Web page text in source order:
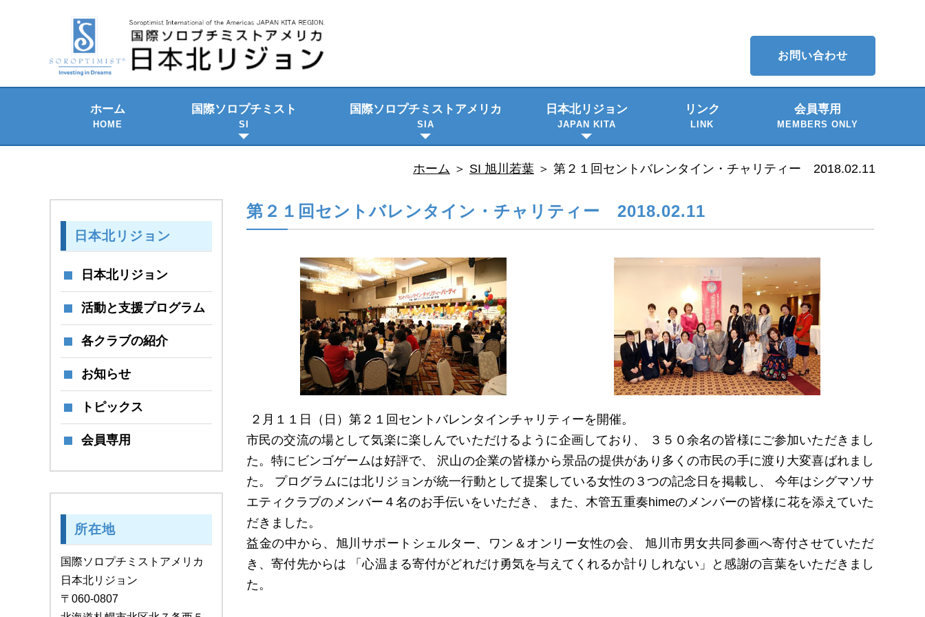
お問い合わせ
ホーム
HOME
国際ソロプチミスト
SI
国際ソロプチミスト アメリカ
SIA
ビジョン・使命
プロジェクト
日本語資料
隔年大会
日本北リジョン
JAPAN KITA
理事会のご紹介
委員会メンバー
リンク
LINK
会員専用
MEMBERS ONLY
ホーム ＞ SI 旭川若葉 ＞ 第２１回セントバレンタイン・チャリティー 2018.02.11
第２１回セントバレンタイン・チャリティー 2018.02.11
２月１１日（日）第２１回セントバレンタインチャリティーを開催。
市民の交流の場として気楽に楽しんでいただけるように企画しており、 ３５０余名の皆様にご参加いただきまし
た。特にビンゴゲームは好評で、 沢山の企業の皆様から景品の提供があり多くの市民の手に渡り大変喜ばれまし
た。 プログラムには北リジョンが統一行動として提案している女性の３つの記念日を掲載し、 今年はシグマソサ
エティクラブのメンバー４名のお手伝いをいただき、 また、木管五重奏himeのメンバーの皆様に花を添えていた
だきました。
益金の中から、旭川サポートシェルター、ワン＆オンリー女性の会、 旭川市男女共同参画へ寄付させていただ
き、寄付先からは 「心温まる寄付がどれだけ勇気を与えてくれるか計りしれない」と感謝の言葉をいただきまし
た。
日本北リジョン
日本北リジョン
活動と支援プログラム
各クラブの紹介
お知らせ
トピックス
会員専用
所在地
国際ソロプチミストアメリカ
日本北リジョン
〒060-0807